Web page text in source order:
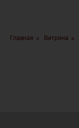
Главная » Витрина »